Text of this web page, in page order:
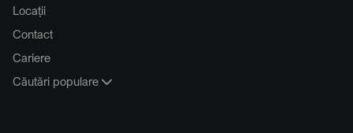
Locații
Contact
Cariere
Căutări populare